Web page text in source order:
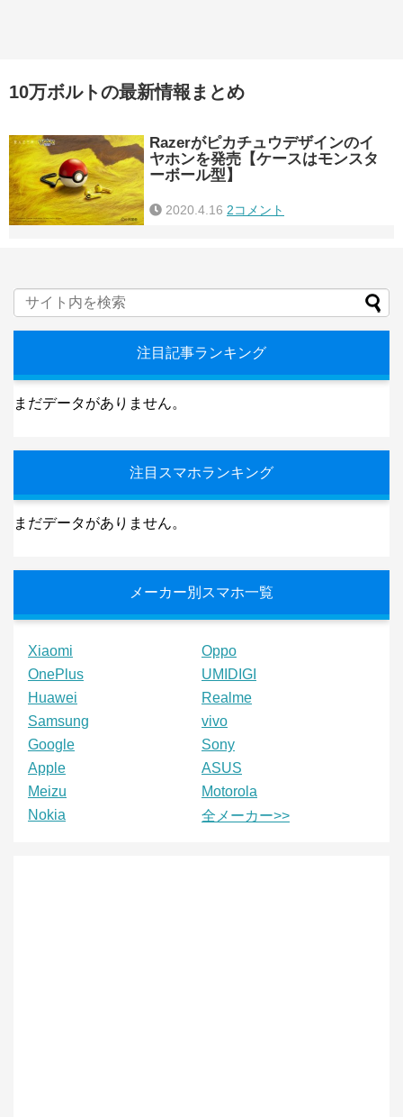
10万ボルトの最新情報まとめ
Razerがピカチュウデザインのイ
ヤホンを発売【ケースはモンスタ
ーボール型】
2020.4.16 2コメント
注目記事ランキング
まだデータがありません。
注目スマホランキング
まだデータがありません。
メーカー別スマホ一覧
Xiaomi
Oppo
OnePlus
UMIDIGI
Huawei
Realme
Samsung
vivo
Google
Sony
Apple
ASUS
Meizu
Motorola
Nokia
全メーカー>>